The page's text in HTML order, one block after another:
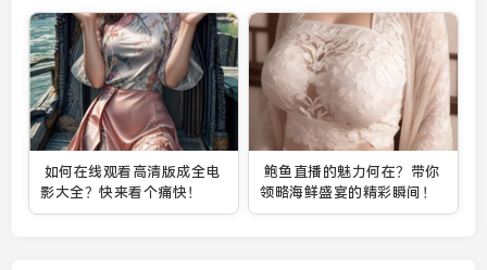
如何在线观看高清版成全电
影大全？快来看个痛快！
鲍鱼直播的魅力何在？带你
领略海鲜盛宴的精彩瞬间！